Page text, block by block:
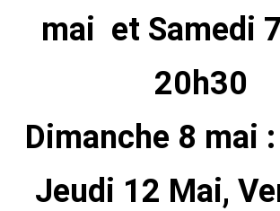
mai et Samedi
20h30
Dimanche 8 mai
Jeudi 12 Mai,